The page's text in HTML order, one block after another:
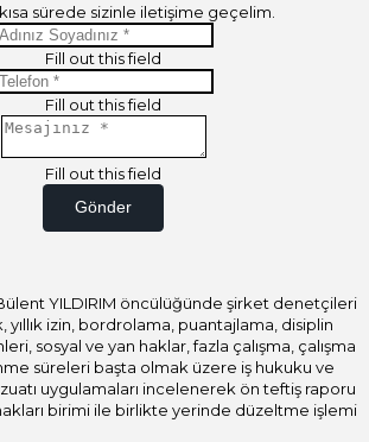
sürede sizinle iletişime geçelim.
Fill out this field
Fill out this field
Fill out this field
Gönder
YILDIRIM öncülüğünde şirket denetçileri
yıllık izin, bordrolama, puantajlama, disiplin
sosyal ve yan haklar, fazla çalışma, çalışma
süreleri başta olmak üzere iş hukuku ve
uygulamaları incelenerek ön teftiş raporu
birimi ile birlikte yerinde düzeltme işlemi